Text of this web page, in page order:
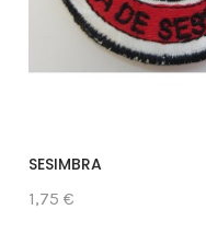
SESIMBRA
1,75 €